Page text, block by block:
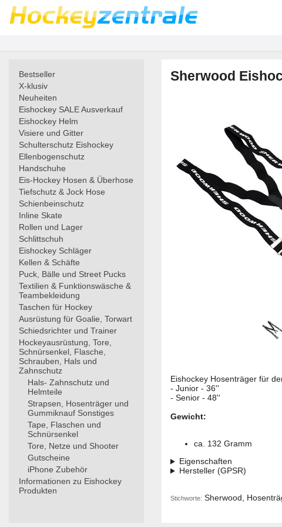
Bestseller
X-klusiv
Neuheiten
Eishockey SALE Ausverkauf
Eishockey Helm
Visiere und Gitter
Schulterschutz Eishockey
Ellenbogenschutz
Handschuhe
Eis-Hockey Hosen & Überhose
Tiefschutz & Jock Hose
Schienbeinschutz
Inline Skate
Rollen und Lager
Schlittschuh
Eishockey Schläger
Kellen & Schäfte
Puck, Bälle und Street Pucks
Textilien & Funktionswäsche &
Teambekleidung
Taschen für Hockey
Ausrüstung für Goalie, Torwart
Schiedsrichter und Trainer
Hockeyausrüstung, Tore,
Schnürsenkel, Flasche,
Schrauben, Hals und
Zahnschutz
Hals- Zahnschutz und
Helmteile
Strapsen, Hosenträger und
Gummiknauf Sonstiges
Tape, Flaschen und
Schnürsenkel
Tore, Netze und Shooter
Gutscheine
iPhone Zubehör
Informationen zu Eishockey
Produkten
Sherwood
Eishockey Hosenträger für
- Junior - 36''
- Senior - 48''
Gewicht:
ca. 132 Gramm
Eigenschaften
Hersteller (GPSR)
Stichworte: Sherwood,